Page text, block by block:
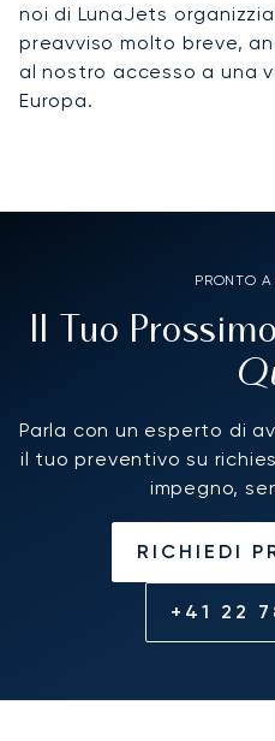
noi di LunaJets
preavviso molto breve,
al nostro accesso a una
Europa.
PRONTO A
Il Tuo
Parla con un esperto di
il tuo preventivo su
impegno,
RICHIEDI
+41 22